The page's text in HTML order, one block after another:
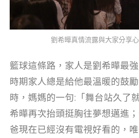
劉希曄真情流露與大家分享
籃球這條路，家人是劉希曄最
時期家人總是給他最溫暖的鼓
時，媽媽的一句:「舞台站久了
希曄再次抬頭挺胸往夢想邁進
爸現在已經沒有電視好看的，